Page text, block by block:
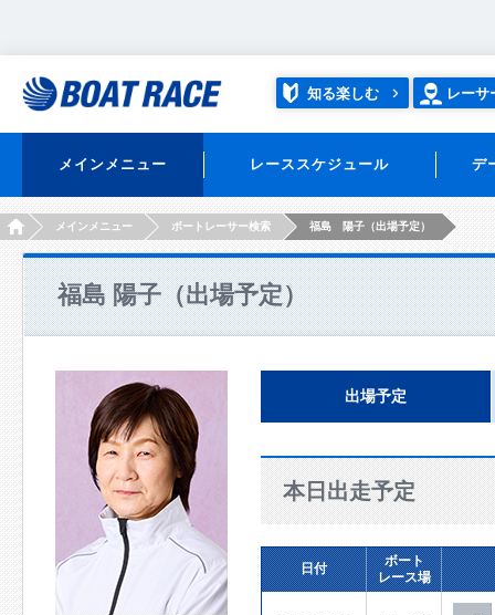
知る楽しむ レーサ
メインメニュー レーススケジュール デ
HOMEメインメニュー ボートレーサー検索 福島 陽子（出場予定）
福島 陽子（出場予定）
出場予定
本日出走予定
日付
ボート
レース場